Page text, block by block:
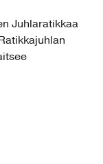
Juhlaratikkaa